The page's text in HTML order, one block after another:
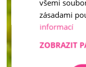
všemi
zásadami
informací
ZOBRAZIT